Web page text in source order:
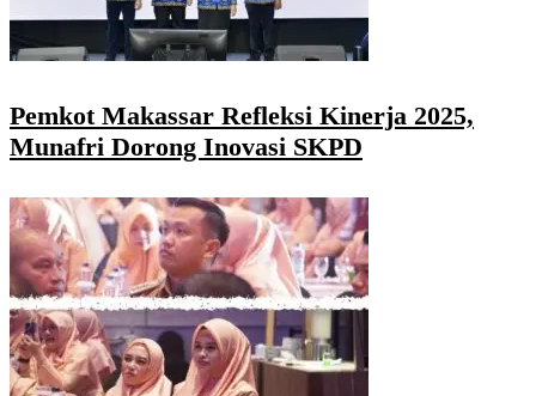
Pemkot Makassar Refleksi Kinerja 2025,
Munafri Dorong Inovasi SKPD